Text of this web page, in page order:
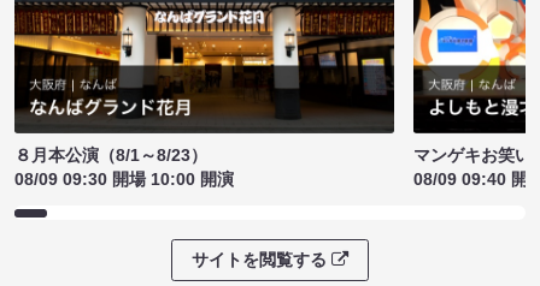
８月本公演（8/1～8/23）
08/09 09:30 開場 10:00 開演
マンゲキお笑い
08/09 09:40 開
サイトを閲覧する